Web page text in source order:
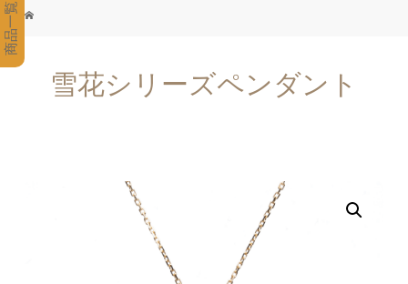
雪花シリーズペンダント
商品一覧